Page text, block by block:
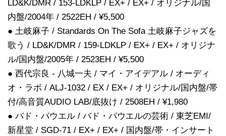
LD&K/DMR / 153-LDKLP / EX+ / EX+ / オリジナル/国
内盤/2004年 / 2522EH / ¥5,500
● 土岐麻子 / Standards On The Sofa 土岐麻子ジャズを
歌う / LD&K/DMR / 159-LDKLP / EX+ / EX+ / オリジナ
ル/国内盤/2005年 / 2523EH / ¥5,500
● 西代宗良 - 八城一夫 / マイ・アイデアル / オーディ
オ・ラボ / ALJ-1032 / EX / EX+ / オリジナル/国内盤/帯
付/高音質AUDIO LAB/底抜け / 2508EH / ¥1,980
● バド・パウエル / バド・パウエルの芸術 / 東芝EMI/
新星堂 / SGD-71 / EX+ / EX+ / 国内盤/帯・インサート